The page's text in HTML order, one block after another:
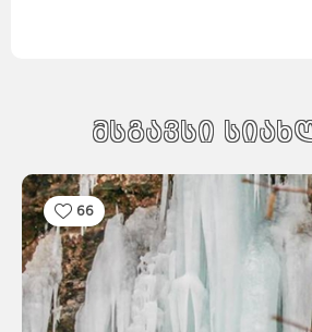
მსგავსი
66